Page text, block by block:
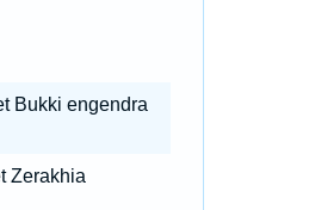
Bukki engendra
Zerakhia